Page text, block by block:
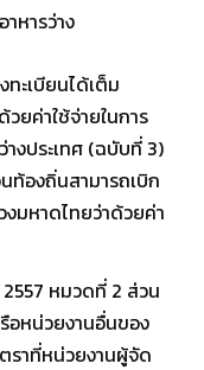
หารว่าง
ะเบียนได้เต็ม
วยค่าใช้จ่ายในการ
างประเทศ (ฉบับที่ 3)
ท้องถิ่นสามารถเบิก
งมหาดไทยว่าด้วยค่า
หมวดที่ 2 ส่วน
อหน่วยงานอื่นของ
ราที่หน่วยงานผู้จัด